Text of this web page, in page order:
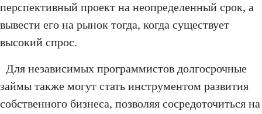
перспективный проект на неопределенный срок, а
вывести его на рынок тогда, когда существует
высокий спрос.
Для независимых программистов долгосрочные
займы также могут стать инструментом развития
собственного бизнеса, позволяя сосредоточиться на